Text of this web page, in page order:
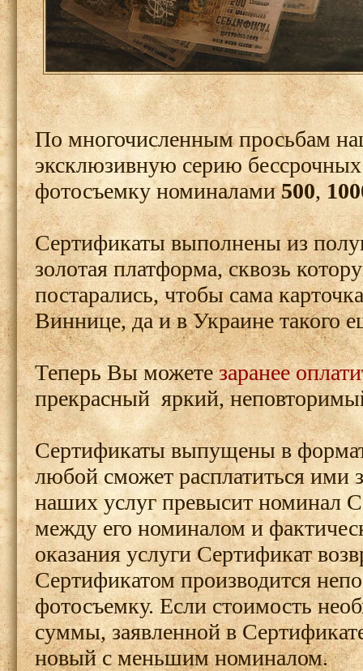
По многочисленным просьбам
эксклюзивную серию
фотосъемку номиналами500,
Сертификаты выполнены из
золотая платформа, сквозь
постарались, чтобы сама
Виннице, да и в Украине такого
Теперь Вы можетезаранее
прекрасный яркий,
Сертификаты выпущены в
любой сможет расплатиться ими
наших услуг превысит номинал
между его номиналом и
оказания услуги Сертификат
Сертификатом производится
фотосъемку. Если стоимость
суммы, заявленной в
новый с меньшим номиналом.